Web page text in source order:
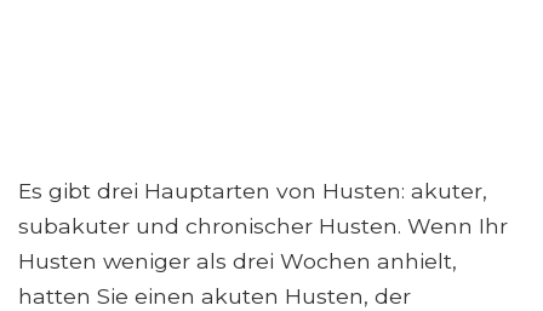
Es gibt drei Hauptarten von Husten: akuter,
subakuter und chronischer Husten. Wenn Ihr
Husten weniger als drei Wochen anhielt,
hatten Sie einen akuten Husten, der